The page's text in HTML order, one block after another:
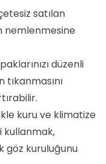
satılan
nemlenmesine
düzenli
kuru ve klimatize
göz kuruluğunu